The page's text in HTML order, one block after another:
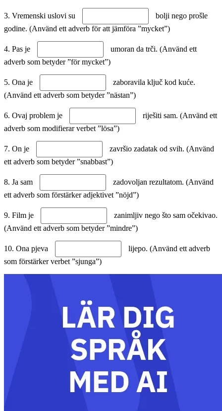
3. Vremenski uslovi su
bolji nego prošle
godine. (Använd ett adverb för att jämföra ”mycket”)
4. Pas je
umoran da trči. (Använd ett
adverb som betyder ”för mycket”)
5. Ona je
zaboravila ključ kod kuće.
(Använd ett adverb som betyder ”nästan”)
6. Ovaj problem je
riješiti sam. (Använd ett
adverb som modifierar verbet ”lösa”)
7. On je
završio zadatak od svih. (Använd
ett adverb som betyder ”snabbast”)
8. Ja sam
zadovoljan rezultatom. (Använd
ett adverb som förstärker adjektivet ”nöjd”)
9. Film je
zanimljiv nego što sam očekivao.
(Använd ett adverb som betyder ”mindre”)
10. Ona pjeva
lijepo. (Använd ett adverb
som förstärker verbet ”sjunga”)